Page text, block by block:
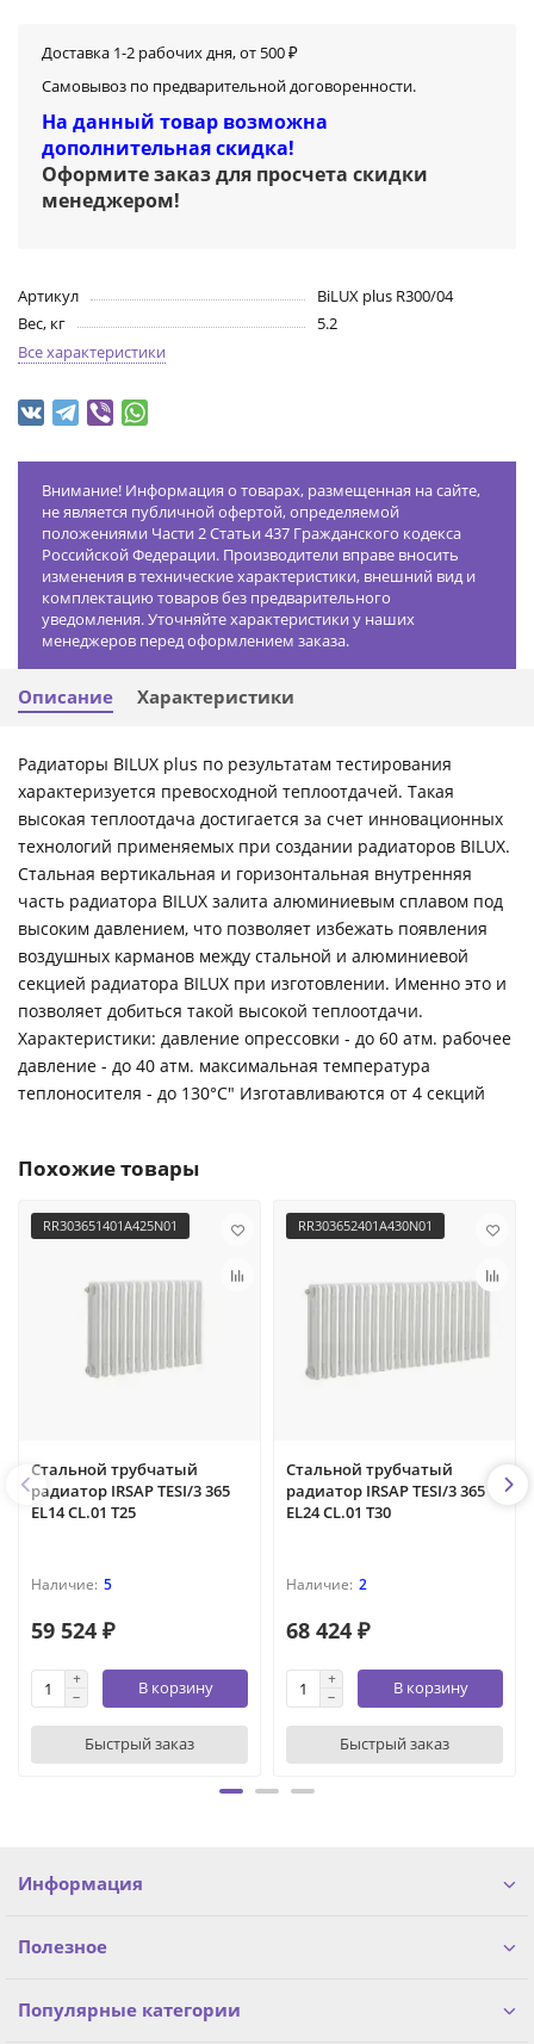
Доставка 1-2 рабочих дня, от 500 ₽
Самовывоз по предварительной договоренности.
На данный товар возможна
дополнительная скидка!
Оформите заказ для просчета скидки
менеджером!
Артикул
BiLUX plus R300/04
Вес, кг
5.2
Все характеристики
Внимание! Информация о товарах, размещенная на сайте,
не является публичной офертой, определяемой
положениями Части 2 Статьи 437 Гражданского кодекса
Российской Федерации. Производители вправе вносить
изменения в технические характеристики, внешний вид и
комплектацию товаров без предварительного
уведомления. Уточняйте характеристики у наших
менеджеров перед оформлением заказа.
Описание Характеристики
Радиаторы BILUX plus по результатам тестирования
характеризуется превосходной теплоотдачей. Такая
высокая теплоотдача достигается за счет инновационных
технологий применяемых при создании радиаторов BILUX.
Стальная вертикальная и горизонтальная внутренняя
часть радиатора BILUX залита алюминиевым сплавом под
высоким давлением, что позволяет избежать появления
воздушных карманов между стальной и алюминиевой
секцией радиатора BILUX при изготовлении. Именно это и
позволяет добиться такой высокой теплоотдачи.
Характеристики: давление опрессовки - до 60 атм. рабочее
давление - до 40 атм. максимальная температура
теплоносителя - до 130°С" Изготавливаются от 4 секций
Похожие товары
RR303651401A425N01
Стальной трубчатый
радиатор IRSAP TESI/3 365
EL14 CL.01 T25
5
59 524 ₽
В корзину
Быстрый заказ
RR303652401A430N01
Стальной трубчатый
радиатор IRSAP TESI/3 365
EL24 CL.01 T30
2
68 424 ₽
В корзину
Быстрый заказ
Информация
Полезное
Популярные категории